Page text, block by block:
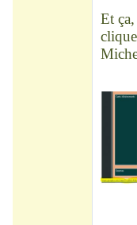
Et